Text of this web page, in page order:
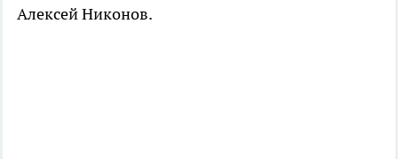
Алексей Никонов.